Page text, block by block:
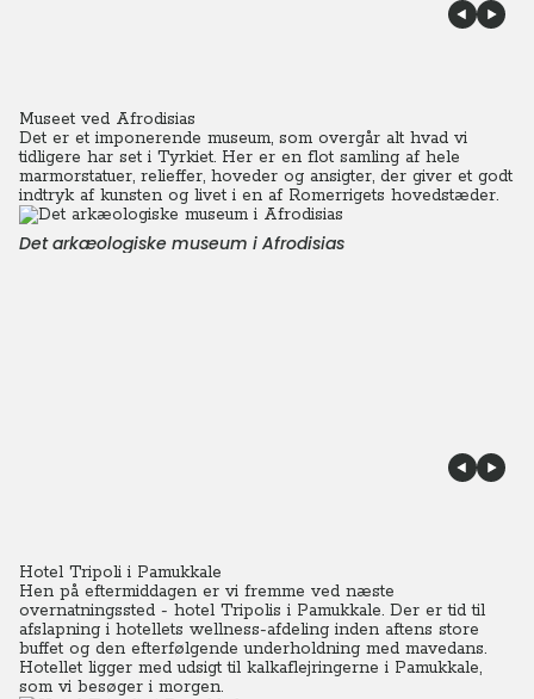
Museet ved Afrodisias
Det er et imponerende museum, som overgår alt hvad vi
tidligere har set i Tyrkiet. Her er en flot samling af hele
marmorstatuer, relieffer, hoveder og ansigter, der giver et godt
indtryk af kunsten og livet i en af Romerrigets hovedstæder.
Det arkæologiske museum i Afrodisias
Hotel Tripoli i Pamukkale
Hen på eftermiddagen er vi fremme ved næste
overnatningssted - hotel Tripolis i Pamukkale. Der er tid til
afslapning i hotellets wellness-afdeling inden aftens store
buffet og den efterfølgende underholdning med mavedans.
Hotellet ligger med udsigt til kalkaflejringerne i Pamukkale,
som vi besøger i morgen.